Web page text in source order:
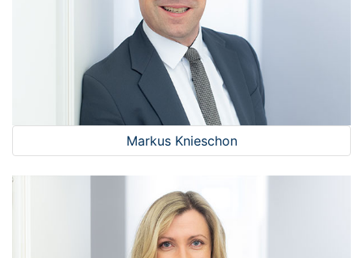
Markus Knieschon